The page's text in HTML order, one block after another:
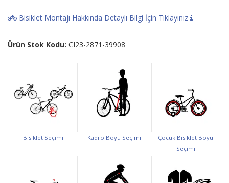
Bisiklet Montajı Hakkında Detaylı Bilgi İçin Tıklayınız
Ürün Stok Kodu: CI23-2871-39908
Bisiklet Seçimi Kadro Boyu Seçimi
Çocuk Bisiklet Boyu
Seçimi